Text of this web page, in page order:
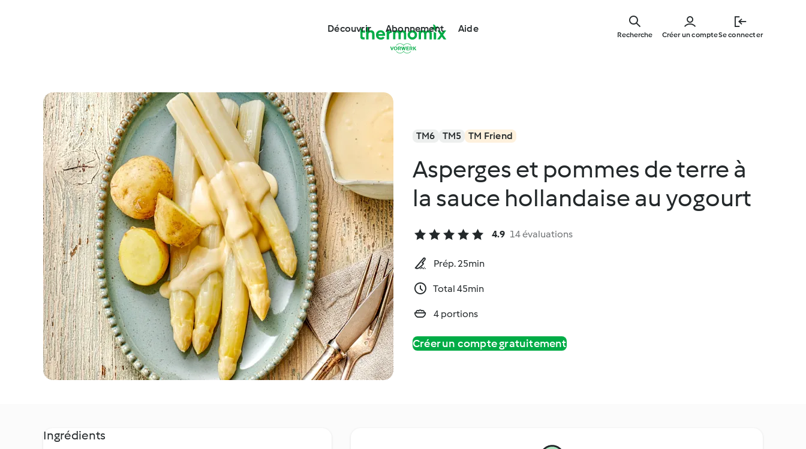
main
Découvrir Abonnement Aide
Créer un compteSe connecter
Recherche
TM6 TM5 TM Friend
Asperges et pommes de terre à
la sauce hollandaise au yogourt
4.9 14 évaluations
Prép. 25min
Total 45min
4 portions
Créer un compte gratuitement
Ingrédients